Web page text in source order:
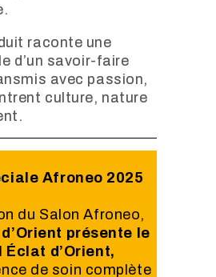
raconte une
d’un savoir-faire
avec passion,
culture, nature
Afroneo 2025
du Salon Afroneo,
présente le
Éclat d’Orient,
de soin complète